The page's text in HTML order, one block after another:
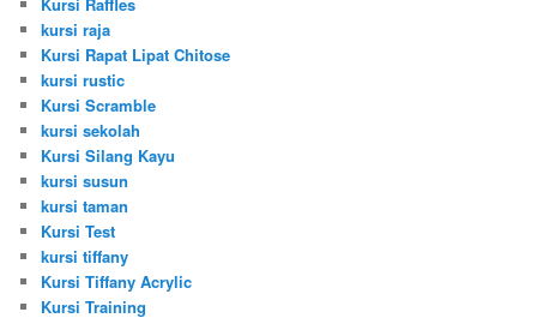
kursi raja
Kursi Rapat Lipat Chitose
kursi rustic
Kursi Scramble
kursi sekolah
Kursi Silang Kayu
kursi susun
kursi taman
Kursi Test
kursi tiffany
Kursi Tiffany Acrylic
Kursi Training